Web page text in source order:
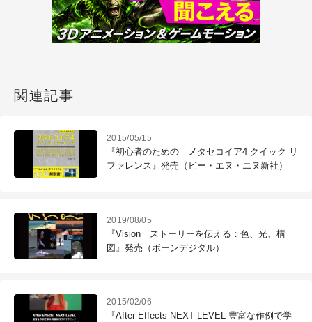
関連記事
2015/05/15
『初心者のための メタセコイア4 クイック リ
ファレンス』発売（ビー・エヌ・エヌ新社）
2019/08/05
『Vision ストーリーを伝える：色、光、構
図』発売（ボーンデジタル）
2015/02/06
『After Effects NEXT LEVEL 豊富な作例で学